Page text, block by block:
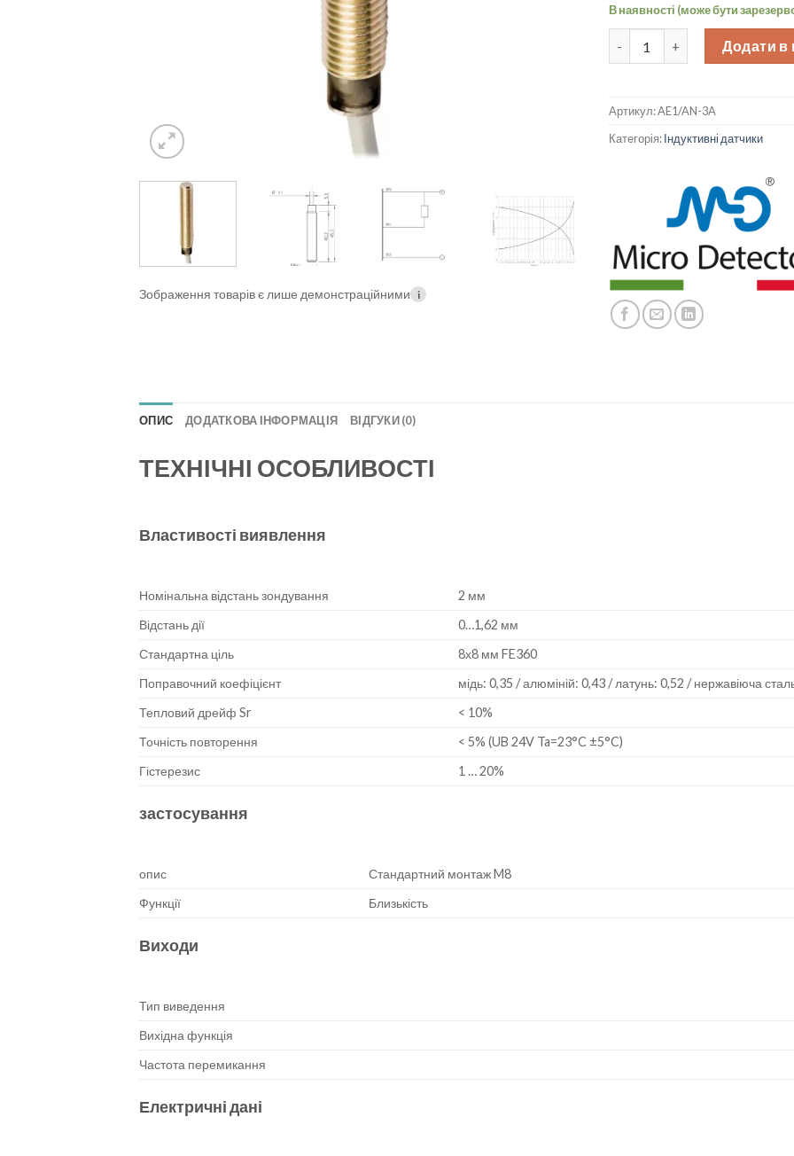
Зображення товарів є лише демонстраційними i
В наявності (може бути
Індуктивний датчик M8,
Додати в
Артикул:AE1/AN-3A
Категорія:Індуктивні датчики
ОПИС ДОДАТКОВА ІНФОРМАЦІЯ ВІДГУКИ (0)
ТЕХНІЧНІ ОСОБЛИВОСТІ
Властивості виявлення
Номінальна відстань зондування
2 мм
Відстань дії
0…1,62 мм
Стандартна ціль
8х8 мм FE360
Поправочний коефіцієнт
мідь: 0,35 / алюміній: 0,43 / латунь: 0,52 / нержавіюча
Тепловий дрейф Sr
< 10%
Точність повторення
< 5% (UB 24V Ta=23°C ±5°C)
Гістерезис
1 … 20%
застосування
опис
Стандартний монтаж M8
Функції
Близькість
Виходи
Тип виведення
Вихідна функція
Частота перемикання
Електричні дані